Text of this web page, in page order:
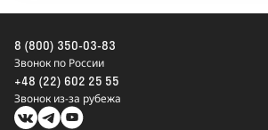
8 (800) 350-03-83
Звонок по России
+48 (22) 602 25 55
Звонок из-за рубежа